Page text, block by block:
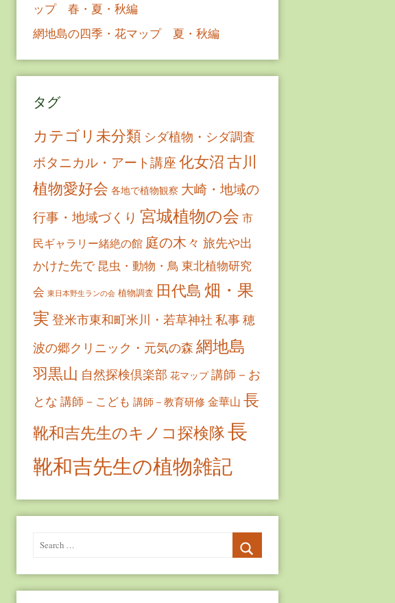
ップ 春・夏・秋編
網地島の四季・花マップ 夏・秋編
タグ
カテゴリ未分類 シダ植物・シダ調査
ボタニカル・アート講座 化女沼古川
植物愛好会 各地で植物観察 大崎・地域の
行事・地域づくり 宮城植物の会 市
民ギャラリー緒絶の館 庭の木々 旅先や出
かけた先で 昆虫・動物・鳥 東北植物研究
会 東日本野生ランの会 植物調査 田代島 畑・果
実 登米市東和町米川・若草神社 私事穂
波の郷クリニック・元気の森 網地島
羽黒山 自然探検倶楽部 花マップ 講師－お
とな 講師－こども 講師－教育研修 金華山 長
靴和吉先生のキノコ探検隊長
靴和吉先生の植物雑記
Search